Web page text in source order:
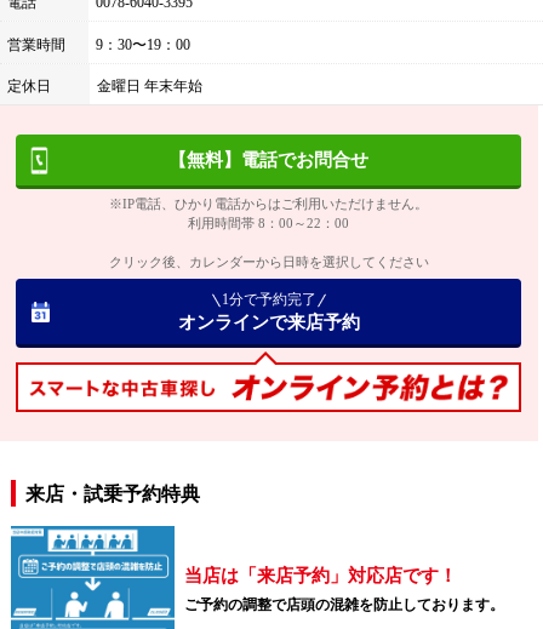
営業時間 9：30〜19：00
定休日 金曜日 年末年始
【無料】電話でお問合せ
※IP電話、ひかり電話からはご利用いただけません。
利用時間帯 8：00～22：00
クリック後、カレンダーから日時を選択してください
1分で予約完了
オンラインで来店予約
来店・試乗予約特典
当店は「来店予約」対応店です！
ご予約の調整で店頭の混雑を防止しております。